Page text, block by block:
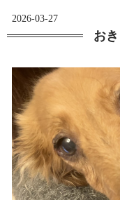
2026-03-27
お